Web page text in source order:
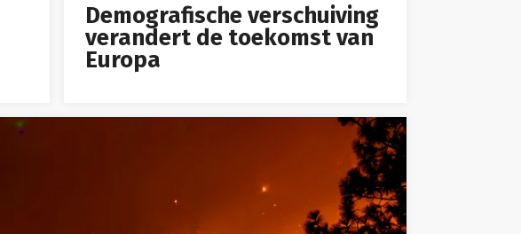
Demografische verschuiving
verandert de toekomst van
Europa